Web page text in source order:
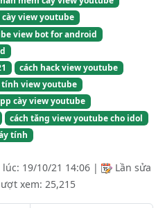
cày view youtube
view bot for android
cách hack view youtube
tính view youtube
cày view youtube
cách tăng view youtube cho idol
tính
19/10/21 14:06 |
Lần sửa
xem: 25,215